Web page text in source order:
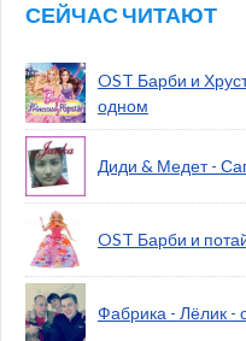
СЕЙЧАС ЧИТАЮТ
OST Барби и
одном
Диди & Медет -
OST Барби и
Фабрика - Лёлик -